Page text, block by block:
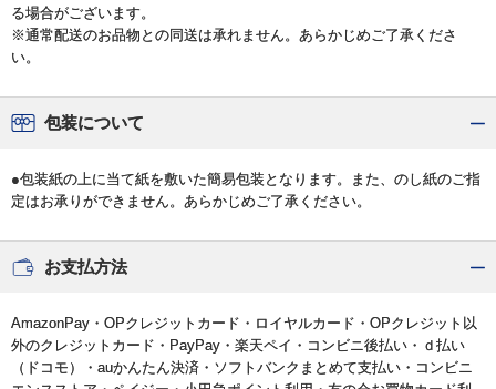
る場合がございます。
※通常配送のお品物との同送は承れません。あらかじめご了承くださ
い。
包装について
●包装紙の上に当て紙を敷いた簡易包装となります。また、のし紙のご指
定はお承りができません。あらかじめご了承ください。
お支払方法
AmazonPay・OPクレジットカード・ロイヤルカード・OPクレジット以
外のクレジットカード・PayPay・楽天ペイ・コンビニ後払い・ｄ払い
（ドコモ）・auかんたん決済・ソフトバンクまとめて支払い・コンビニ